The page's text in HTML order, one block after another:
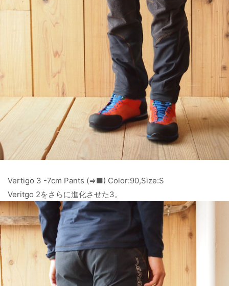
Vertigo 3 -7cm Pants (⇒■) Color:90,Size:S
Veritgo 2をさらに進化させた3。